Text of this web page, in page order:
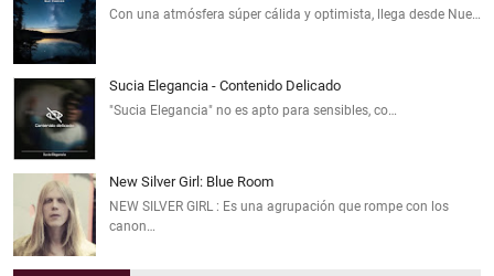
Con una atmósfera súper cálida y optimista, llega desde Nue…
Sucia Elegancia - Contenido Delicado
"Sucia Elegancia" no es apto para sensibles, co…
New Silver Girl: Blue Room
NEW SILVER GIRL : Es una agrupación que rompe con los
canon…